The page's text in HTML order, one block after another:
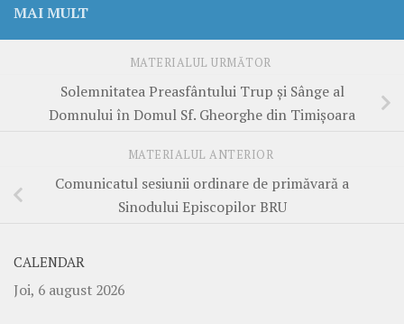
MAI MULT
MATERIALUL URMĂTOR
Solemnitatea Preasfântului Trup și Sânge al
Domnului în Domul Sf. Gheorghe din Timișoara
MATERIALUL ANTERIOR
Comunicatul sesiunii ordinare de primăvară a
Sinodului Episcopilor BRU
CALENDAR
Joi, 6 august 2026